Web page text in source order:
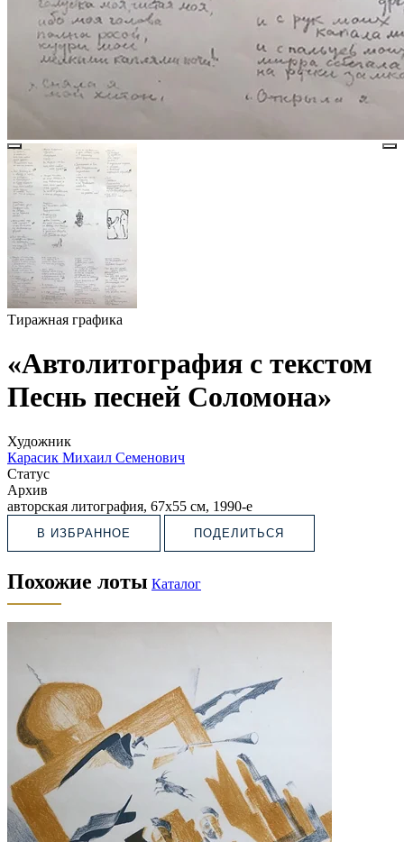
Тиражная графика
«Автолитография с текстом
Песнь песней Соломона»
Художник
Карасик Михаил Семенович
Статус
Архив
авторская литография, 67х55 см, 1990-е
В ИЗБРАННОЕ ПОДЕЛИТЬСЯ
Похожие лоты Каталог